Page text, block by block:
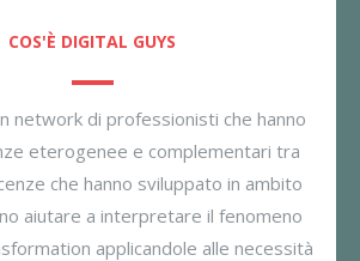
COS'È DIGITAL GUYS
network di professionisti che hanno
eterogenee e complementari tra
che hanno sviluppato in ambito
aiutare a interpretare il fenomeno
applicandole alle necessità